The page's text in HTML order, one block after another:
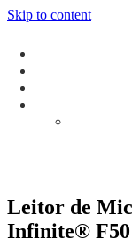
Skip to content
Leitor de
Infinite®